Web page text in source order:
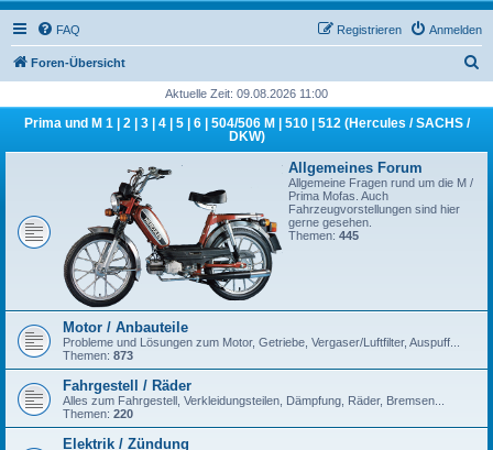
FAQ Anmelden
Registrieren
Foren-Übersicht
Aktuelle Zeit: 09.08.2026 11:00
Prima und M 1 | 2 | 3 | 4 | 5 | 6 | 504/506 M | 510 | 512 (Hercules / SACHS /
DKW)
Allgemeines Forum
Allgemeine Fragen rund um die M /
Prima Mofas. Auch
Fahrzeugvorstellungen sind hier
gerne gesehen.
Themen: 445
Motor / Anbauteile
Probleme und Lösungen zum Motor, Getriebe, Vergaser/Luftfilter, Auspuff...
Themen: 873
Fahrgestell / Räder
Alles zum Fahrgestell, Verkleidungsteilen, Dämpfung, Räder, Bremsen...
Themen: 220
Elektrik / Zündung